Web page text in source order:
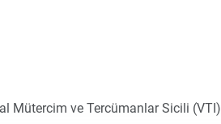
Mütercim ve Tercümanlar Sicili (VTI)